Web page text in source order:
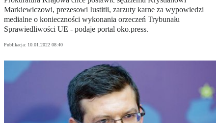
Markiewiczowi, prezesowi Iustitii, zarzuty karne za wypowiedzi
medialne o konieczności wykonania orzeczeń Trybunału
Sprawiedliwości UE - podaje portal oko.press.
Publikacja: 10.01.2022 08:40